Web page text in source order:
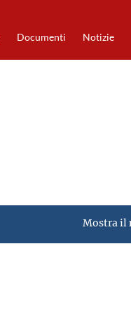
Documenti Notizie
Mostra il